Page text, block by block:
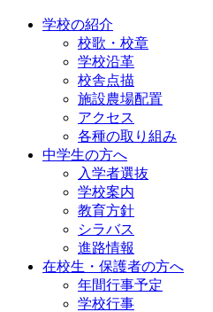
学校の紹介
校歌・校章
学校沿革
校舎点描
施設農場配置
アクセス
各種の取り組み
中学生の方へ
入学者選抜
学校案内
教育方針
シラバス
進路情報
在校生・保護者の方へ
年間行事予定
学校行事